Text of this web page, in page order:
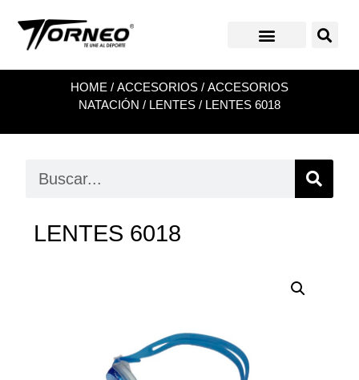
HOME / ACCESORIOS / ACCESORIOS
NATACIÓN / LENTES / LENTES 6018
LENTES 6018